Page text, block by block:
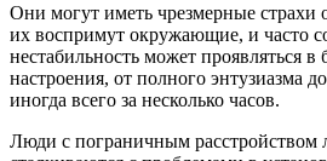
Они могут иметь чрезмерные страхи
их воспримут окружающие, и часто
нестабильность может проявляться в
настроения, от полного энтузиазма
иногда всего за несколько часов.
Люди с пограничным расстройством